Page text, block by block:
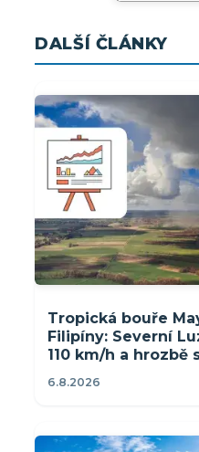
DALŠÍ ČLÁNKY
Tropická bouře
Filipíny: Severní
110 km/h a hrozbě
6.8.2026